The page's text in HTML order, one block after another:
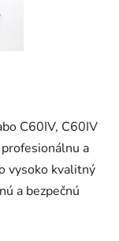
C60IV, C60IV
a
vysoko kvalitný
a bezpečnú